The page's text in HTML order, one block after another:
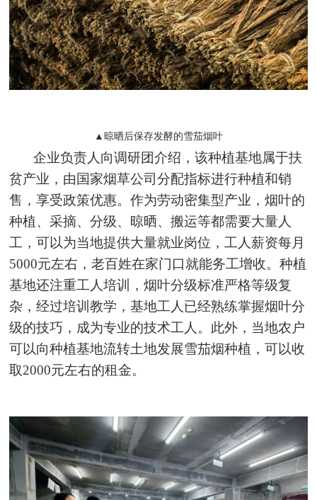
▲晾晒后保存发酵的雪茄烟叶
企业负责人向调研团介绍，该种植基地属于扶
贫产业，由国家烟草公司分配指标进行种植和销
售，享受政策优惠。作为劳动密集型产业，烟叶的
种植、采摘、分级、晾晒、搬运等都需要大量人
工，可以为当地提供大量就业岗位，工人薪资每月
5000元左右，老百姓在家门口就能务工增收。种植
基地还注重工人培训，烟叶分级标准严格等级复
杂，经过培训教学，基地工人已经熟练掌握烟叶分
级的技巧，成为专业的技术工人。此外，当地农户
可以向种植基地流转土地发展雪茄烟种植，可以收
取2000元左右的租金。